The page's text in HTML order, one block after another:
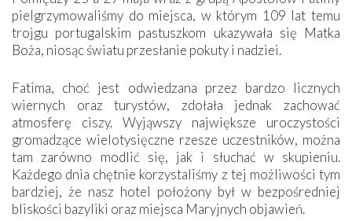
pielgrzymowaliśmy do miejsca, w którym 109 lat temu
trojgu portugalskim pastuszkom ukazywała się Matka
Boża, niosąc światu przesłanie pokuty i nadziei.
Fatima, choć jest odwiedzana przez bardzo licznych
wiernych oraz turystów, zdołała jednak zachować
atmosferę ciszy. Wyjąwszy największe uroczystości
gromadzące wielotysięczne rzesze uczestników, można
tam zarówno modlić się, jak i słuchać w skupieniu.
Każdego dnia chętnie korzystaliśmy z tej możliwości tym
bardziej, że nasz hotel położony był w bezpośredniej
bliskości bazyliki oraz miejsca Maryjnych objawień.